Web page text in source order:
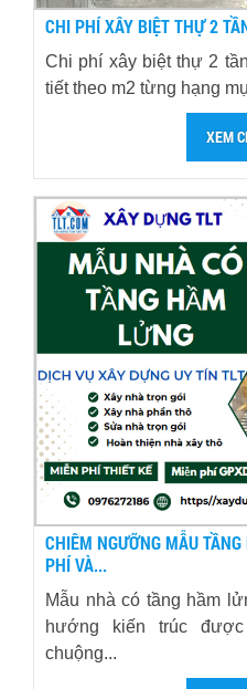
CHI PHÍ XÂY BIỆT THỰ 2
Chi phí xây biệt thự 2
tiết theo m2 từng hạng
XEM
CHIÊM NGƯỠNG MẪU
PHÍ VÀ...
Mẫu nhà có tầng hầm
hướng kiến trúc
chuộng...